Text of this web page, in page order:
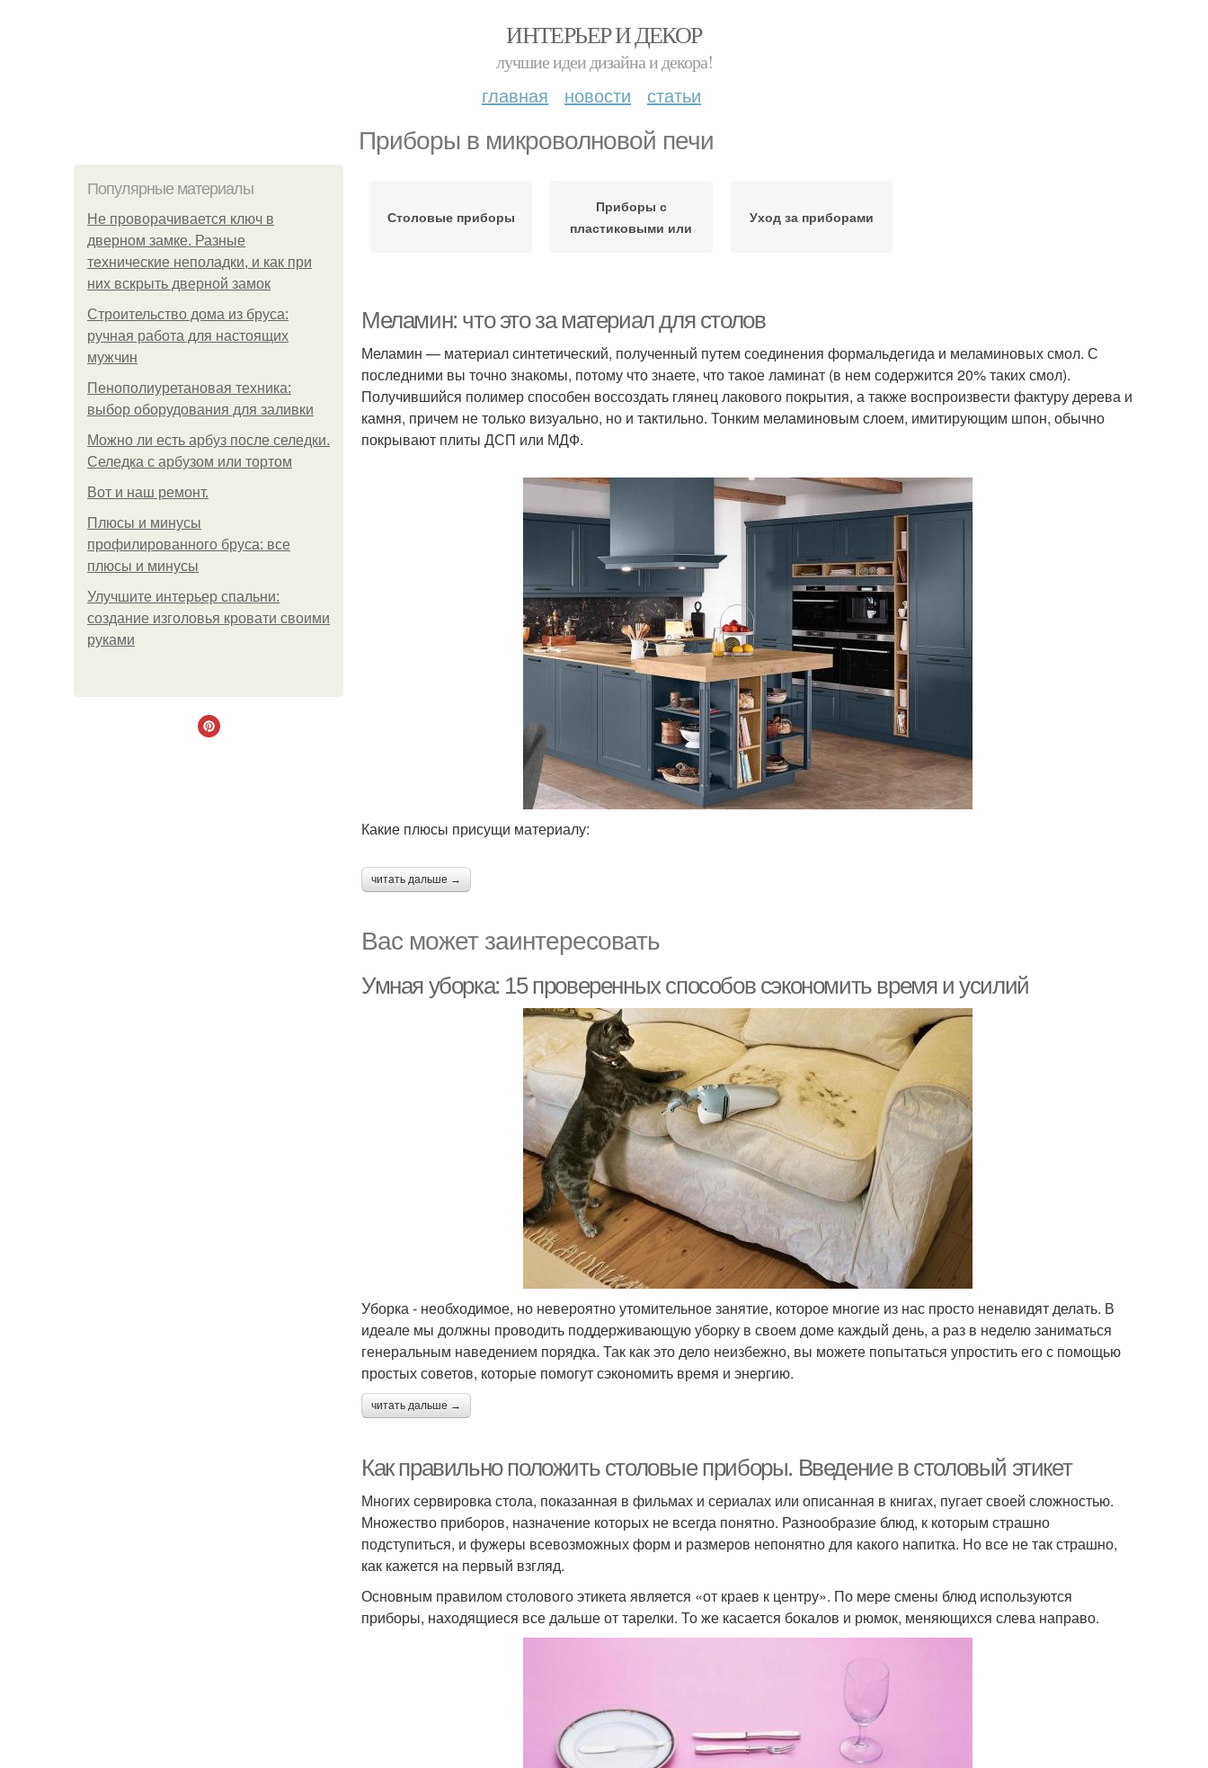
ИНТЕРЬЕР И ДЕКОР
лучшие идеи дизайна и декора!
главная новости статьи
Приборы в микроволновой печи
Популярные материалы
Не проворачивается ключ в
дверном замке. Разные
технические неполадки, и как при
них вскрыть дверной замок
Строительство дома из бруса:
ручная работа для настоящих
мужчин
Пенополиуретановая техника:
выбор оборудования для заливки
Можно ли есть арбуз после селедки.
Селедка с арбузом или тортом
Boт и наш ремoнт.
Плюсы и минусы
профилированного бруса: все
плюсы и минусы
Улучшите интерьер спальни:
создание изголовья кровати своими
руками
Столовые приборы
Приборы с
пластиковыми или
Уход за приборами
Меламин: что это за материал для столов
Меламин — материал синтетический, полученный путем соединения формальдегида и меламиновых смол. С
последними вы точно знакомы, потому что знаете, что такое ламинат (в нем содержится 20% таких смол).
Получившийся полимер способен воссоздать глянец лакового покрытия, а также воспроизвести фактуру дерева и
камня, причем не только визуально, но и тактильно. Тонким меламиновым слоем, имитирующим шпон, обычно
покрывают плиты ДСП или МДФ.
Какие плюсы присущи материалу:
читать дальше →
Вас может заинтересовать
Умная уборка: 15 проверенных способов сэкономить время и усилий
Уборка - необходимое, но невероятно утомительное занятие, которое многие из нас просто ненавидят делать. В
идеале мы должны проводить поддерживающую уборку в своем доме каждый день, а раз в неделю заниматься
генеральным наведением порядка. Так как это дело неизбежно, вы можете попытаться упростить его с помощью
простых советов, которые помогут сэкономить время и энергию.
читать дальше →
Как правильно положить столовые приборы. Введение в столовый этикет
Многих сервировка стола, показанная в фильмах и сериалах или описанная в книгах, пугает своей сложностью.
Множество приборов, назначение которых не всегда понятно. Разнообразие блюд, к которым страшно
подступиться, и фужеры всевозможных форм и размеров непонятно для какого напитка. Но все не так страшно,
как кажется на первый взгляд.
Основным правилом столового этикета является «от краев к центру». По мере смены блюд используются
приборы, находящиеся все дальше от тарелки. То же касается бокалов и рюмок, меняющихся слева направо.